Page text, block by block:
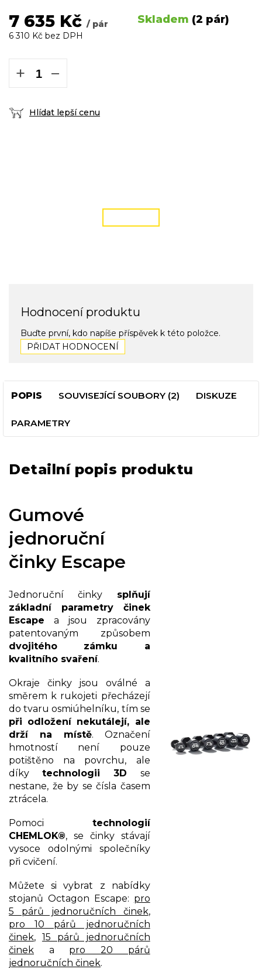
7 635 Kč / pár Skladem (2 pár)
6 310 Kč bez DPH
+ −
Hlídat lepší cenu
Hodnocení produktu
Buďte první, kdo napíše příspěvek k této položce.
PŘIDAT HODNOCENÍ
POPIS SOUVISEJÍCÍ SOUBORY (2) DISKUZE
PARAMETRY
Detailní popis produktu
Gumové
jednoruční
činky Escape
Jednoruční činky splňují
základní parametry činek
Escape a jsou zpracovány
patentovaným způsobem
dvojitého zámku a
kvalitního svaření.
Okraje činky jsou oválné a
směrem k rukojeti přecházejí
do tvaru osmiúhelníku, tím se
při odložení nekutálejí, ale
drží na místě. Označení
hmotností není pouze
potištěno na povrchu, ale
díkytechnologii 3D se
nestane, že by se čísla časem
ztrácela.
Pomoci technologií
CHEMLOK®, se činky stávají
vysoce odolnými společníky
při cvičení.
Můžete si vybrat z nabídky
stojanů Octagon Escape: pro
5 párů jednoručních činek,
pro 10 párů jednoručních
činek, 15 párů jednoručních
činek a pro 20 párů
jednoručních činek.